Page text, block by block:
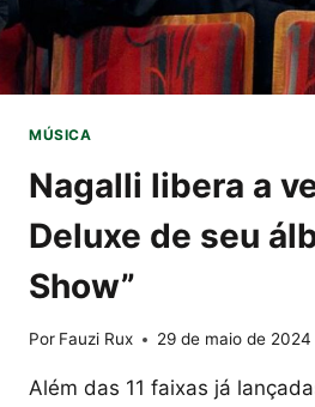
MÚSICA
Nagalli libera a
Deluxe de seu
Show”
Por Fauzi Rux 29 de maio de 2024
Além das 11 faixas já